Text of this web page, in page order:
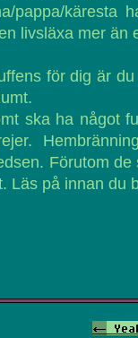
pappa/käresta
livsläxa mer än
för dig är
ska ha något
Förutom
Läs på innan du
<-